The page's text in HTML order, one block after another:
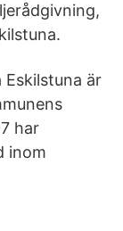
Eskilstuna är
har
inom